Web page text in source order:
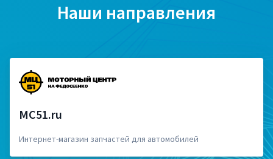
Наши направления
MC51.ru
Интернет-магазин запчастей для автомобилей